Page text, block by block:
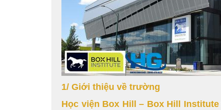
1/ Giới thiệu về trường
Học viện Box Hill – Box Hill Institute